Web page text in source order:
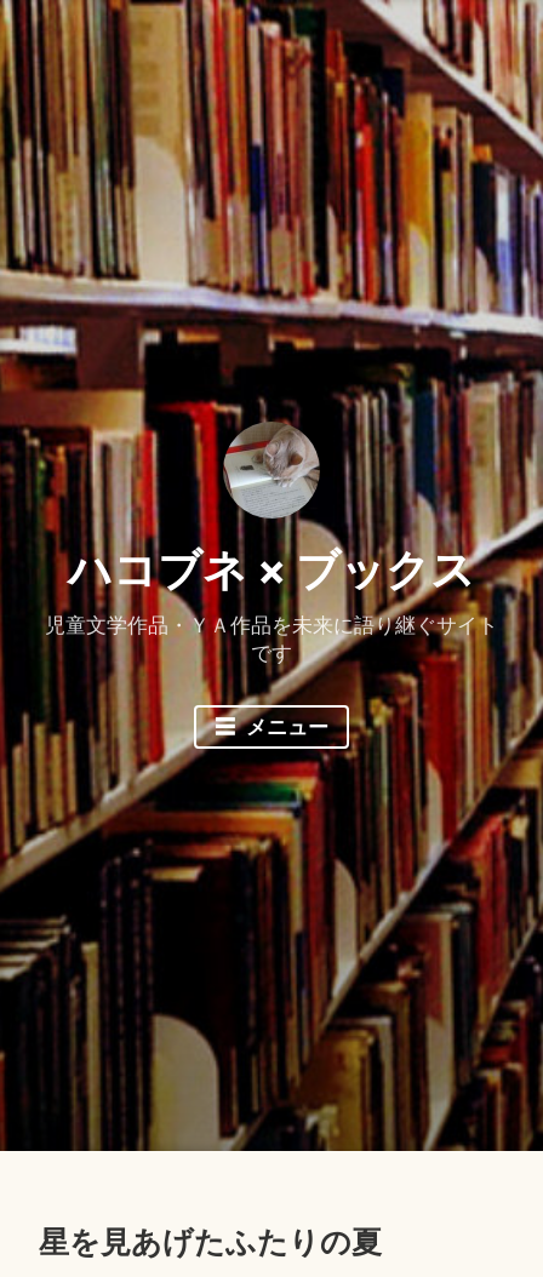
コ
ン
テ
ン
ツ
へ
ス
キ
ッ
プ
ハコブネ × ブックス
児童文学作品・ＹＡ作品を未来に語り継ぐサイト
です
メニュー
星を見あげたふたりの夏